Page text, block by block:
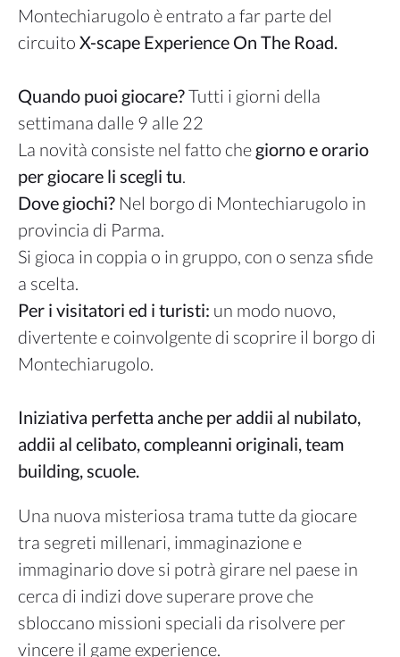
Montechiarugolo è entrato a far parte del
circuito X-scape Experience On The Road.
Quando puoi giocare?Tutti i giorni della
settimana dalle 9 alle 22
La novità consiste nel fatto che giorno e orario
per giocare li scegli tu.
Dove giochi? Nel borgo di Montechiarugolo in
provincia di Parma.
Si gioca in coppia o in gruppo, con o senza sfide
a scelta.
Per i visitatori ed i turisti: un modo nuovo,
divertente e coinvolgente di scoprire il borgo di
Montechiarugolo.
Iniziativa perfetta anche per addii al nubilato,
addii al celibato, compleanni originali, team
building, scuole.
Una nuova misteriosa trama tutte da giocare
tra segreti millenari, immaginazione e
immaginario dove si potrà girare nel paese in
cerca di indizi dove superare prove che
sbloccano missioni speciali da risolvere per
vincere il game experience.